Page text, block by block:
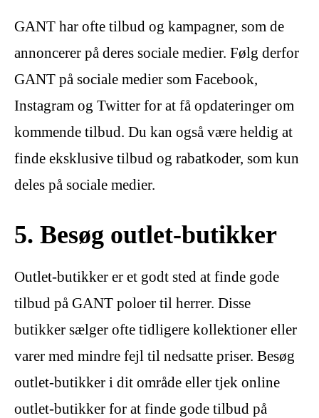
GANT har ofte tilbud og kampagner, som de
annoncerer på deres sociale medier. Følg derfor
GANT på sociale medier som Facebook,
Instagram og Twitter for at få opdateringer om
kommende tilbud. Du kan også være heldig at
finde eksklusive tilbud og rabatkoder, som kun
deles på sociale medier.
5. Besøg outlet-butikker
Outlet-butikker er et godt sted at finde gode
tilbud på GANT poloer til herrer. Disse
butikker sælger ofte tidligere kollektioner eller
varer med mindre fejl til nedsatte priser. Besøg
outlet-butikker i dit område eller tjek online
outlet-butikker for at finde gode tilbud på